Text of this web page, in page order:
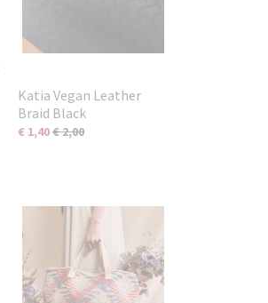
Katia Vegan Leather
Braid Black
€ 1,40€ 2,00